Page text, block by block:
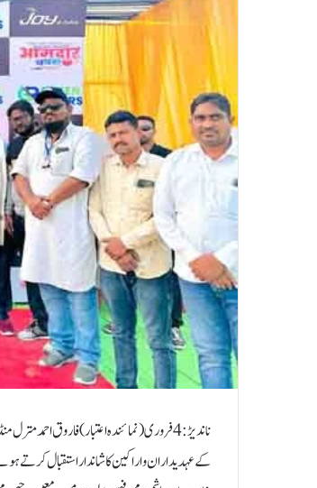
کے عہدیداران و اراکین کا شاندار استقبال کرتے